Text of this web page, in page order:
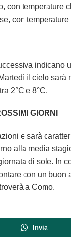
con temperature
con temperature
indicano
il cielo sarà
2°C e 8°C.
GIORNI
e sarà
alla media
di sole. In
con un buon
a Como.
Invia